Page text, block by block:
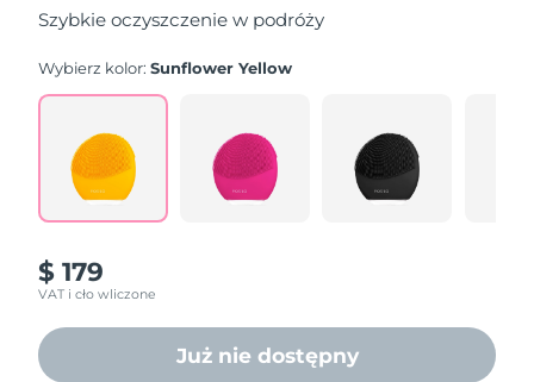
gwiazdek,
średnia
oceny.
561
Łącze
samej
strony.
Szybkie oczyszczenie w podróży
Wybierz kolor:Sunflower Yellow
$ 179
VAT i cło wliczone
Już nie dostępny